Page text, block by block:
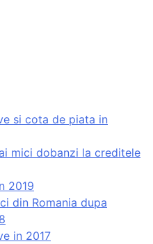
si cota de piata in
mici dobanzi la creditele
2019
din Romania dupa
in 2017